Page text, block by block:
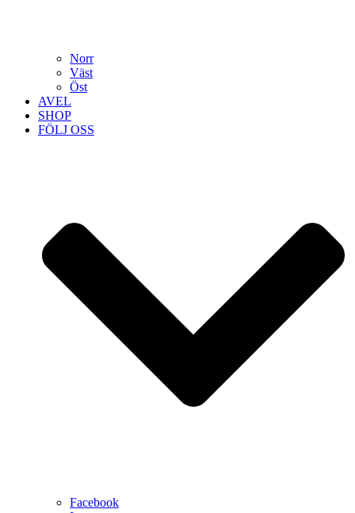
Norr
Väst
Öst
AVEL
SHOP
FÖLJ OSS
Facebook